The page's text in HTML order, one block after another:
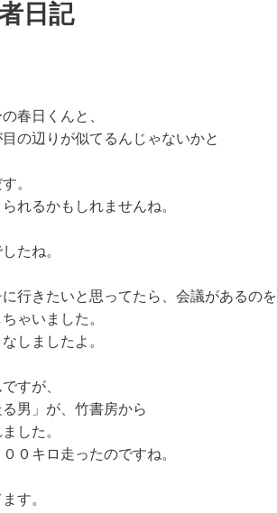
日記
春日くんと、
の辺りが似てるんじゃないかと
。
れるかもしれませんね。
たね。
行きたいと思ってたら、会議があるのを
ゃいました。
しましたよ。
すが、
男」が、竹書房から
した。
０キロ走ったのですね。
す。